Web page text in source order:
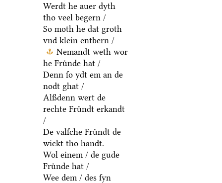
Werdt he auer dyth
tho veel begern /
So moth he dat groth
vnd klein entbern /
Nemandt weth wor
he Fruͤnde hat /
Denn ſo ydt em an de
nodt ghat /
Alßdenn wert de
rechte Fruͤndt erkandt
/
De valſche Fruͤndt de
wickt tho handt.
Wol einem / de gude
Fruͤnde hat /
Wee dem / des ſyn